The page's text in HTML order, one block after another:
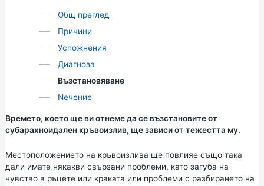
Общ преглед
Причини
Усnожнения
Диагноза
Възстановяване
Nечение
Времето, което ще ви отнеме да се възстановите от
субарахноидален кръвоизлив, ще зависи от тежестта му.
Местоположението на кръвоизлива ще повлияе също така
дали имате някакви свързани проблеми, като загуба на
чувство в ръцете или краката или проблеми с разбирането на